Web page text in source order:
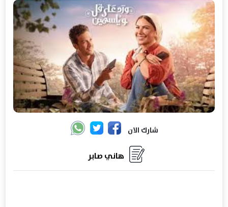
شارك الان
هاني صابر